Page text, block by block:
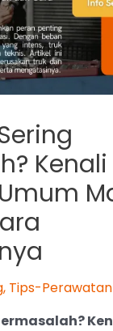
Kenali
, Tips-Perawatan